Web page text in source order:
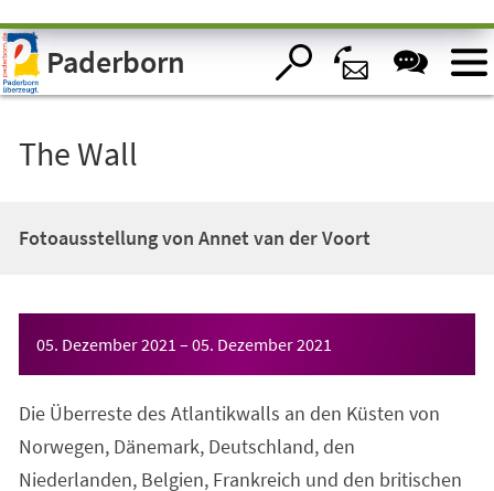
Visuelle
Assistenzsoftware
öffnen.Paderborn
The Wall
Fotoausstellung von Annet van der Voort
05. Dezember 2021 – 05. Dezember 2021
Die Überreste des Atlantikwalls an den Küsten von
Norwegen, Dänemark, Deutschland, den
Niederlanden, Belgien, Frankreich und den britischen